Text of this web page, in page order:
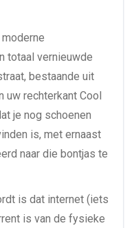
totaal vernieuwde
bestaande uit
uw rechterkant Cool
je nog schoenen
is, met ernaast
naar die bontjas te
is dat internet (iets
is van de fysieke